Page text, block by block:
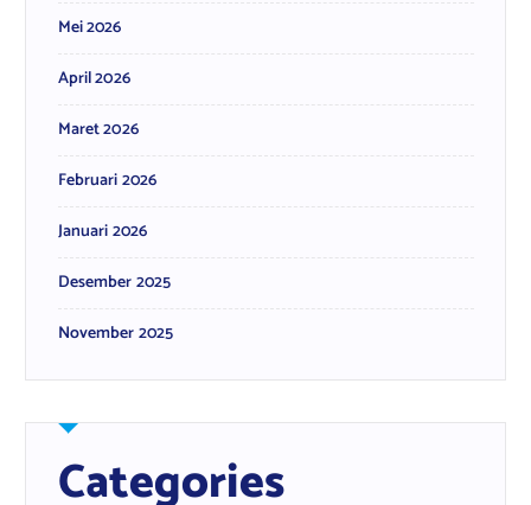
Mei 2026
April 2026
Maret 2026
Februari 2026
Januari 2026
Desember 2025
November 2025
Categories